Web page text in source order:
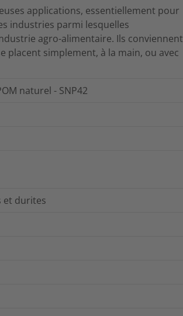
applications, essentiellement pour
industries parmi lesquelles
agro-alimentaire. Ils conviennent
placent simplement, à la main, ou avec
naturel - SNP42
et durites